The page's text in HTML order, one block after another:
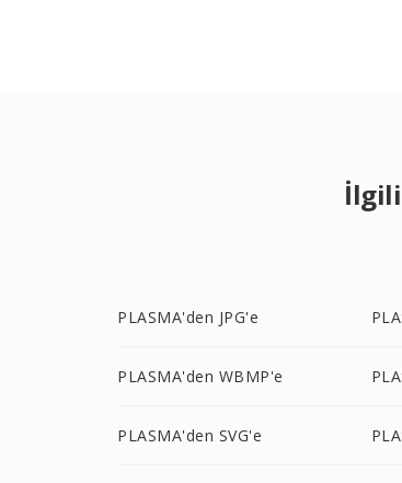
PLASMA'den JPG'e
PLASMA'den WBMP'e
PLASMA'den SVG'e